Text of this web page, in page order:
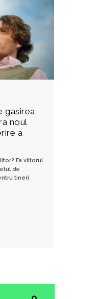
gasirea
noul
a
Fa viitorul
de
tineri